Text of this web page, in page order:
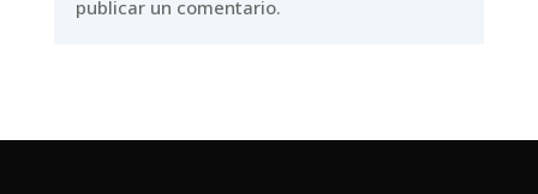
publicar un comentario.